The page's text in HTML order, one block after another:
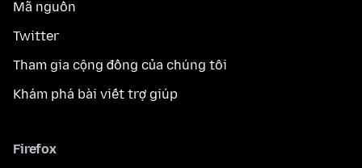
Mã nguồn
Twitter
Tham gia cộng đồng của chúng tôi
Khám phá bài viết trợ giúp
Firefox